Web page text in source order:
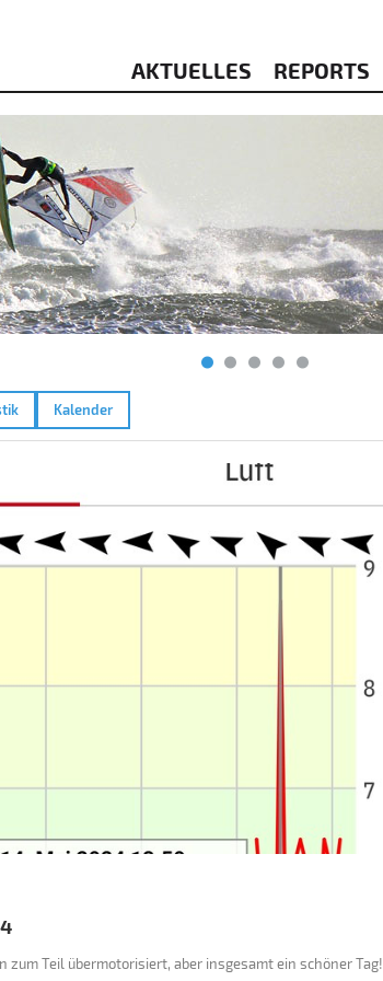
AKTUELLES REPORTS
Kalender
zum Teil übermotorisiert, aber insgesamt ein schöner Tag!